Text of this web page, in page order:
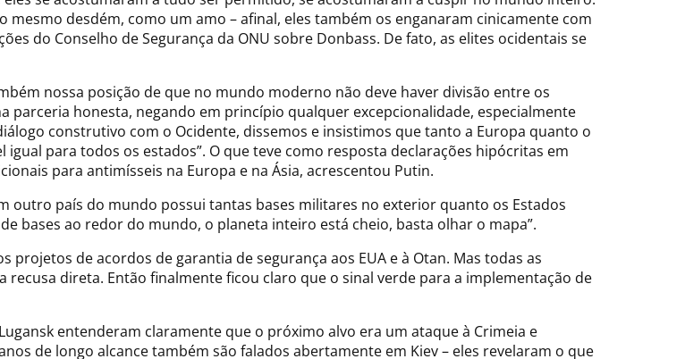
desdém, como um amo – afinal, eles também os enganaram cinicamente com
do Conselho de Segurança da ONU sobre Donbass. De fato, as elites ocidentais se
nossa posição de que no mundo moderno não deve haver divisão entre os
parceria honesta, negando em princípio qualquer excepcionalidade, especialmente
construtivo com o Ocidente, dissemos e insistimos que tanto a Europa quanto o
para todos os estados”. O que teve como resposta declarações hipócritas em
para antimísseis na Europa e na Ásia, acrescentou Putin.
outro país do mundo possui tantas bases militares no exterior quanto os Estados
bases ao redor do mundo, o planeta inteiro está cheio, basta olhar o mapa”.
de acordos de garantia de segurança aos EUA e à Otan. Mas todas as
direta. Então finalmente ficou claro que o sinal verde para a implementação de
entenderam claramente que o próximo alvo era um ataque à Crimeia e
de longo alcance também são falados abertamente em Kiev – eles revelaram o que